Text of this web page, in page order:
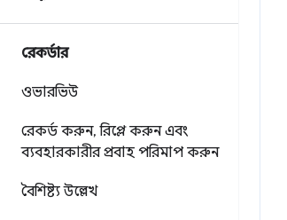
রেকর্ডার
ওভারভিউ
রেকর্ড করুন, রিপ্লে করুন এবং
ব্যবহারকারীর প্রবাহ পরিমাপ করুন
বৈশিষ্ট্য উল্লেখ